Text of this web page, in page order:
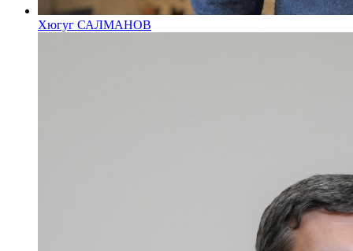
Хюгуг САЛМАНОВ